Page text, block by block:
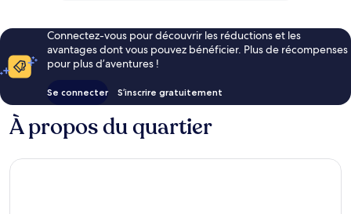
Connectez-vous pour découvrir les réductions et les
avantages dont vous pouvez bénéficier. Plus de récompenses
pour plus d’aventures !
Se connecter S’inscrire gratuitement
À propos du quartier